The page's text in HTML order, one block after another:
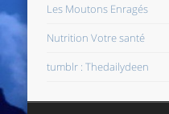
Les Moutons Enragés
Nutrition Votre santé
tumblr : Thedailydeen